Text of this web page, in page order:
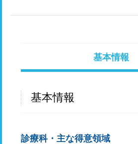
基本情報
基本情報
診療科・主な得意領域